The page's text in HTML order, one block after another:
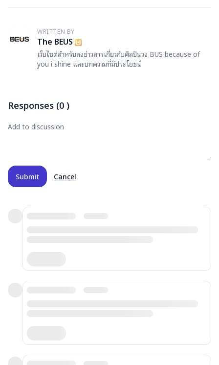
T
WRITTEN BY
The BEUS
เว็บไซต์สำหรับลงข่าวสารเกี่ยวกับศิลปินวง BUS because of
you i shine และบทความที่มีประโยชน์
Responses (0)
Submit Cancel